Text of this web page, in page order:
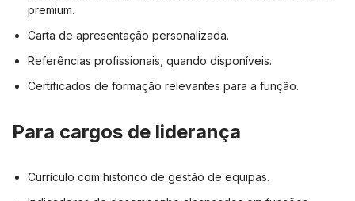
premium.
Carta de apresentação personalizada.
Referências profissionais, quando disponíveis.
Certificados de formação relevantes para a função.
Para cargos de liderança
Currículo com histórico de gestão de equipas.